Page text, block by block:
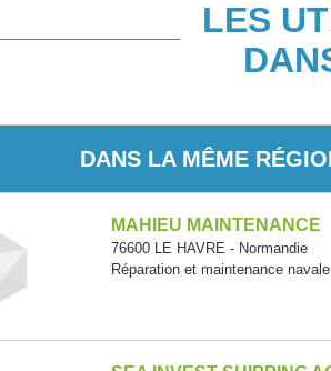
LES
DANS LA MÊME
MAHIEU MAINTENANCE
76600 LE HAVRE - Normandie
Réparation et maintenance navale